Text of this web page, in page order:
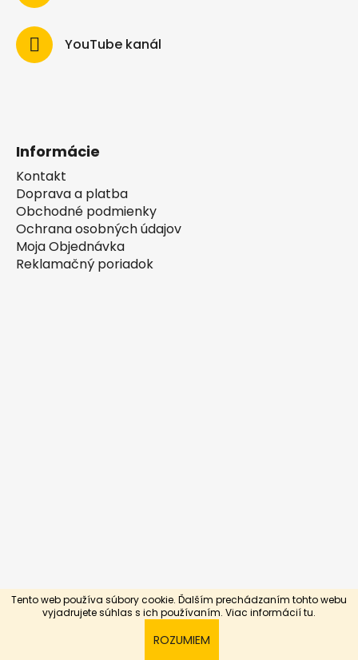
Tento web používa súbory cookie. Ďalším prechádzaním tohto webu
vyjadrujete súhlas s ich používaním. Viac informáciítu.
ROZUMIEM
YouTube kanál
Informácie
Kontakt
Doprava a platba
Obchodné podmienky
Ochrana osobných údajov
Moja Objednávka
Reklamačný poriadok
Vytvoril Shoptet
vyhradené.